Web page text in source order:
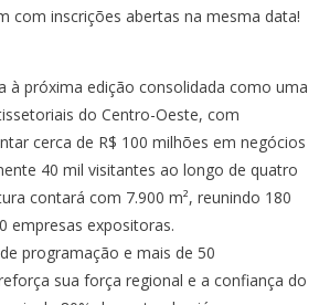
com inscrições abertas na mesma data!
à próxima edição consolidada como uma
do Centro-Oeste, com
cerca de R$ 100 milhões em negócios
40 mil visitantes ao longo de quatro
contará com 7.900 m², reunindo 180
empresas expositoras.
programação e mais de 50
sua força regional e a confiança do